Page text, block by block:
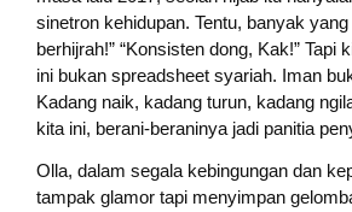
sinetron kehidupan. Tentu, banyak
berhijrah!” “Konsisten dong, Kak!” Tapi
ini bukan spreadsheet syariah. Iman
Kadang naik, kadang turun, kadang
kita ini, berani-beraninya jadi panitia
Olla, dalam segala kebingungan dan
tampak glamor tapi menyimpan